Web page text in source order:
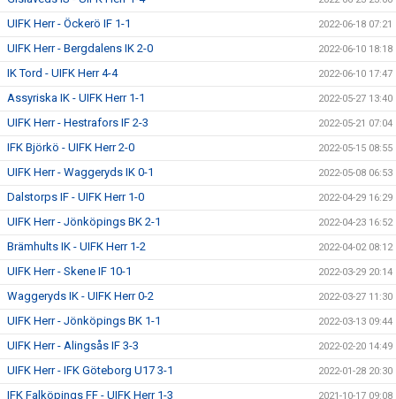
UIFK Herr - Öckerö IF 1-1 2022-06-18 07:21
UIFK Herr - Bergdalens IK 2-0 2022-06-10 18:18
IK Tord - UIFK Herr 4-4 2022-06-10 17:47
Assyriska IK - UIFK Herr 1-1 2022-05-27 13:40
UIFK Herr - Hestrafors IF 2-3 2022-05-21 07:04
IFK Björkö - UIFK Herr 2-0 2022-05-15 08:55
UIFK Herr - Waggeryds IK 0-1 2022-05-08 06:53
Dalstorps IF - UIFK Herr 1-0 2022-04-29 16:29
UIFK Herr - Jönköpings BK 2-1 2022-04-23 16:52
Brämhults IK - UIFK Herr 1-2 2022-04-02 08:12
UIFK Herr - Skene IF 10-1 2022-03-29 20:14
Waggeryds IK - UIFK Herr 0-2 2022-03-27 11:30
UIFK Herr - Jönköpings BK 1-1 2022-03-13 09:44
UIFK Herr - Alingsås IF 3-3 2022-02-20 14:49
UIFK Herr - IFK Göteborg U17 3-1 2022-01-28 20:30
IFK Falköpings FF - UIFK Herr 1-3 2021-10-17 09:08